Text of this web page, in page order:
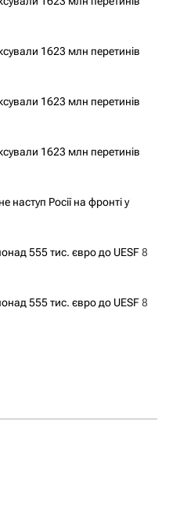
1623 млн перетинів
1623 млн перетинів
1623 млн перетинів
Росії на фронті у
555 тис. євро до UESF8
555 тис. євро до UESF8